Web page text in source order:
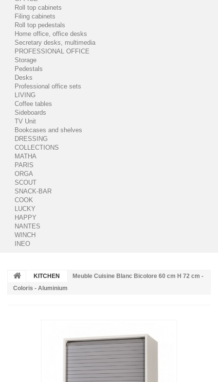
Roll top cabinets
Filing cabinets
Roll top pedestals
Home office, office desks
Secretary desks, multimedia
PROFESSIONAL OFFICE
Storage
Pedestals
Desks
Professional office sets
LIVING
Coffee tables
Sideboards
TV Unit
Bookcases and shelves
DRESSING
COLLECTIONS
MATHA
PARIS
ORGA
SCOUT
SNACK-BAR
COOK
LUCKY
HAPPY
NANTES
WINCH
INEO
KITCHEN
Meuble Cuisine Blanc Bicolore 60 cm H 72 cm -
Coloris - Aluminium